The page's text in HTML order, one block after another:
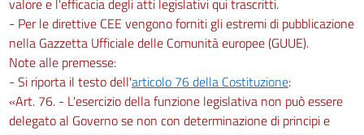
valore e l'efficacia degli atti legislativi qui trascritti.
- Per le direttive CEE vengono forniti gli estremi di pubblicazione
nella Gazzetta Ufficiale delle Comunità europee (GUUE).
Note alle premesse:
- Si riporta il testo dell'articolo 76 della Costituzione:
«Art. 76. - L'esercizio della funzione legislativa non può essere
delegato al Governo se non con determinazione di principi e